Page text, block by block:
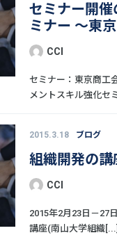
セミナー開
ミナー ～東
CCI
セミナー：東京商工
メントスキル強化セ
2015.3.18 ブログ
組織開発の講
CCI
2015年2月23日－27
講座(南山大学組織[...]